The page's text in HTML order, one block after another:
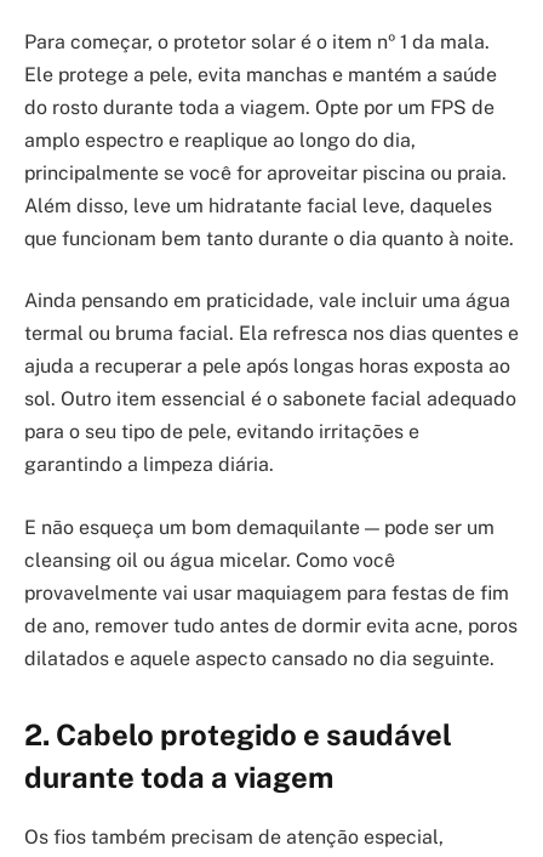
Para começar, o protetor solar é o item nº 1 da mala.
Ele protege a pele, evita manchas e mantém a saúde
do rosto durante toda a viagem. Opte por um FPS de
amplo espectro e reaplique ao longo do dia,
principalmente se você for aproveitar piscina ou praia.
Além disso, leve um hidratante facial leve, daqueles
que funcionam bem tanto durante o dia quanto à noite.
Ainda pensando em praticidade, vale incluir uma água
termal ou bruma facial. Ela refresca nos dias quentes e
ajuda a recuperar a pele após longas horas exposta ao
sol. Outro item essencial é o sabonete facial adequado
para o seu tipo de pele, evitando irritações e
garantindo a limpeza diária.
E não esqueça um bom demaquilante — pode ser um
cleansing oil ou água micelar. Como você
provavelmente vai usar maquiagem para festas de fim
de ano, remover tudo antes de dormir evita acne, poros
dilatados e aquele aspecto cansado no dia seguinte.
2. Cabelo protegido e saudável
durante toda a viagem
Os fios também precisam de atenção especial,